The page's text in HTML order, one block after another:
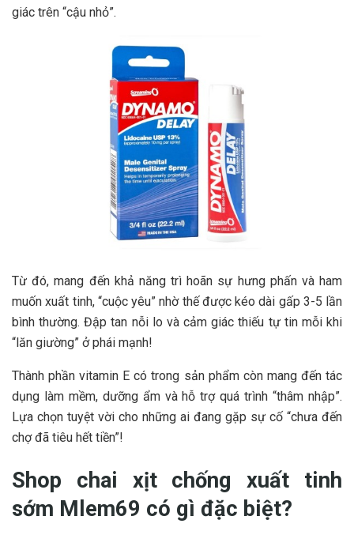
giác trên “cậu nhỏ”.
Từ đó, mang đến khả năng trì hoãn sự hưng phấn và ham
muốn xuất tinh, “cuộc yêu” nhờ thế được kéo dài gấp 3-5 lần
bình thường. Đập tan nỗi lo và cảm giác thiếu tự tin mỗi khi
“lăn giường” ở phái mạnh!
Thành phần vitamin E có trong sản phẩm còn mang đến tác
dụng làm mềm, dưỡng ẩm và hỗ trợ quá trình “thâm nhập”.
Lựa chọn tuyệt vời cho những ai đang gặp sự cố “chưa đến
chợ đã tiêu hết tiền”!
Shop chai xịt chống xuất tinh
sớm Mlem69 có gì đặc biệt?